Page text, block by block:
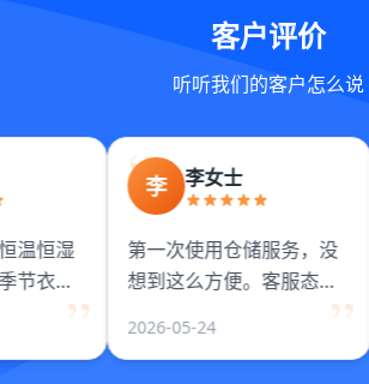
客户评价
听听我们的客户怎么说
温恒湿
节衣
李 李女士
第一次使用仓储服务，没
想到这么方便。客服态度
2026-05-24